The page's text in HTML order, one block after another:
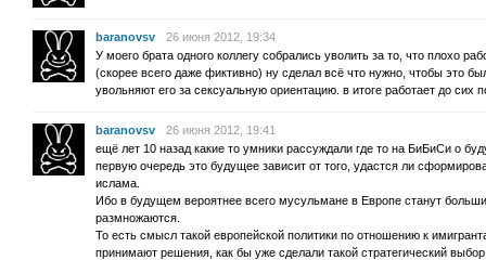
baranovsv
26 июня 2012, 19:34
У моего брата одного коллегу собрались уволить за то, что плохо
(скорее всего даже фиктивно) ну сделал всё что нужно, чтобы это
увольняют его за сексуальную ориентацию. в итоге работает до сих
baranovsv
26 июня 2012, 19:41
ещё лет 10 назад какие то умники рассуждали где то на БиБиСи о
первую очередь это будущее зависит от того, удастся ли
ислама.
Ибо в будущем вероятнее всего мусульмане в Европе станут
размножаются.
То есть смысл такой европейской политики по отношению к
принимают решения, как бы уже сделали такой стратегический